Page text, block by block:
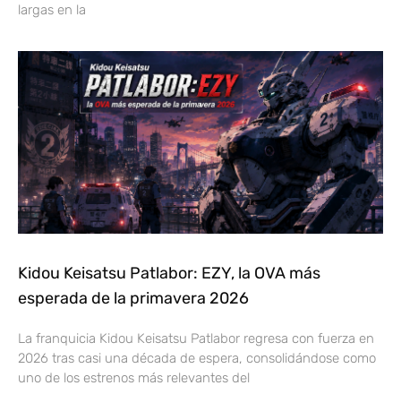
largas en la
Kidou Keisatsu Patlabor: EZY, la OVA más
esperada de la primavera 2026
La franquicia Kidou Keisatsu Patlabor regresa con fuerza en
2026 tras casi una década de espera, consolidándose como
uno de los estrenos más relevantes del